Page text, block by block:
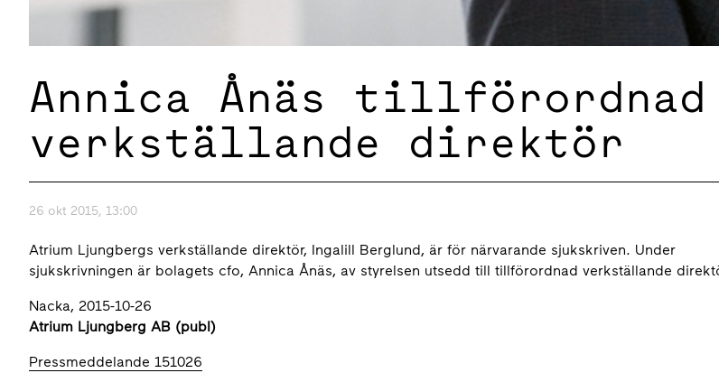
Annica Ånäs tillförordnad
verkställande direktör
26 okt 2015, 13:00
Atrium Ljungbergs verkställande direktör, Ingalill Berglund, är för närvarande sjukskriven. Under
sjukskrivningen är bolagets cfo, Annica Ånäs, av styrelsen utsedd till tillförordnad verkställande
Nacka, 2015-10-26
Atrium Ljungberg AB (publ)
Pressmeddelande 151026